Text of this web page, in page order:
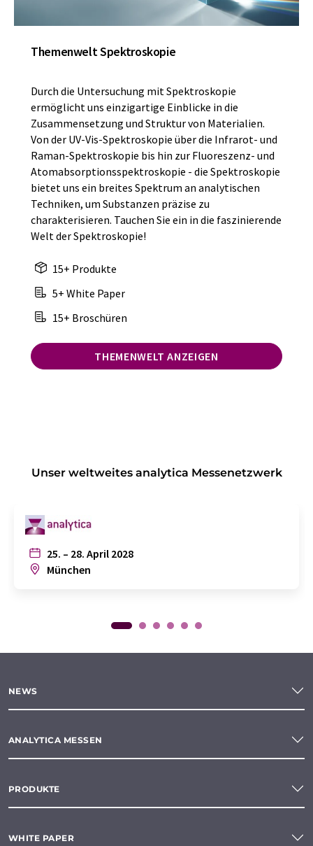
Themenwelt Spektroskopie
Durch die Untersuchung mit Spektroskopie
ermöglicht uns einzigartige Einblicke in die
Zusammensetzung und Struktur von Materialien.
Von der UV-Vis-Spektroskopie über die Infrarot- und
Raman-Spektroskopie bis hin zur Fluoreszenz- und
Atomabsorptionsspektroskopie - die Spektroskopie
bietet uns ein breites Spektrum an analytischen
Techniken, um Substanzen präzise zu
charakterisieren. Tauchen Sie ein in die faszinierende
Welt der Spektroskopie!
15+ Produkte
5+ White Paper
15+ Broschüren
THEMENWELT ANZEIGEN
Unser weltweites analytica Messenetzwerk
25. – 28. April 2028
München
NEWS
ANALYTICA MESSEN
PRODUKTE
WHITE PAPER